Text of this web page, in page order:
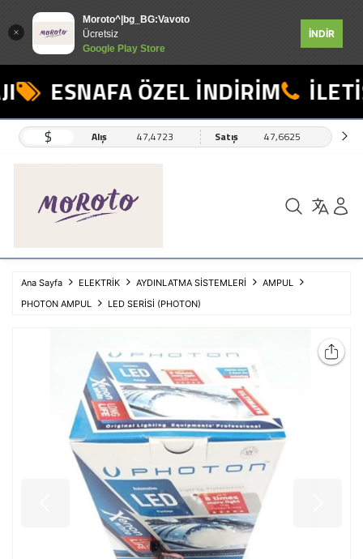
Moroto^|bg_BG:Vavoto
Ücretsiz
Google Play Store
İNDİR
ESNAFA ÖZEL İNDİRİM
$ Alış 47,4723 Satış 47,6625
Ana Sayfa ELEKTRİK AYDINLATMA SİSTEMLERİ
AMPUL
PHOTON AMPUL
LED SERİSİ (PHOTON)